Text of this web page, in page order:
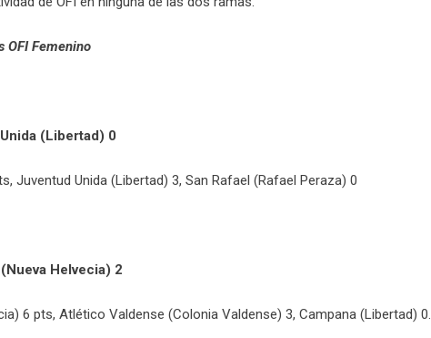
OFI Femenino
(Libertad) 0
Juventud Unida (Libertad) 3, San Rafael (Rafael Peraza) 0
Helvecia) 2
6 pts, Atlético Valdense (Colonia Valdense) 3, Campana (Libertad) 0.